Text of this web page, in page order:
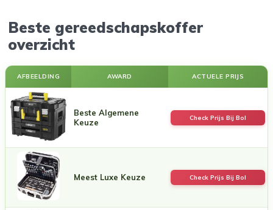
Beste gereedschapskoffer
overzicht
AFBEELDING AWARD ACTUELE PRIJS
Beste Algemene
Keuze
Check Prijs Bij Bol
Meest Luxe Keuze Check Prijs Bij Bol